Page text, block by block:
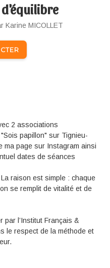
d'équilibre
Karine MICOLLET
2 associations
papillon" sur Tignieu-
ma page sur Instagram ainsi
dates de séances
raison est simple : chaque
se remplit de vitalité et de
par l’Institut Français &
le respect de la méthode et